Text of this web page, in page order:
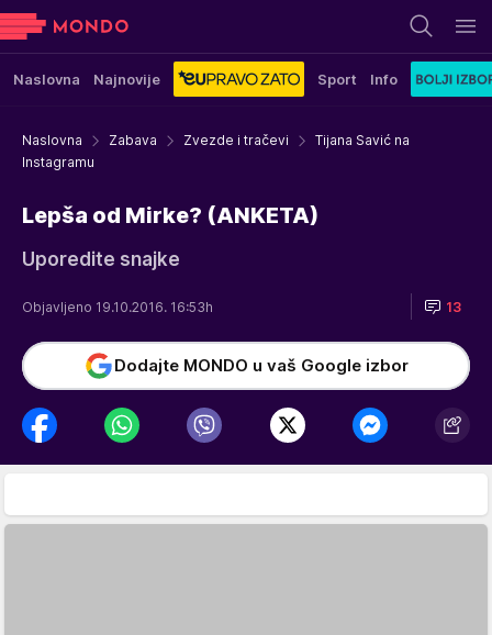
Naslovna Najnovije Sport Info
Naslovna Zabava Zvezde i tračevi
Tijana Savić na
Instagramu
Lepša od Mirke? (ANKETA)
Uporedite snajke
Objavljeno 19.10.2016. 16:53h 13
Dodajte MONDO u vaš Google izbor